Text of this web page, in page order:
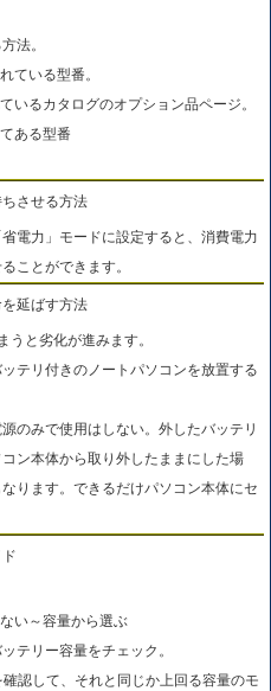
法。
ている型番。
いるカタログのオプション品ページ。
ある型番
させる方法
電力」モードに設定すると、消費電力
ことができます。
延ばす方法
うと劣化が進みます。
テリ付きのノートパソコンを放置する
のみで使用はしない。外したバッテリ
ン本体から取り外したままにした場
ります。できるだけパソコン本体にセ
い～容量から選ぶ
テリー容量をチェック。
認して、それと同じか上回る容量のモ